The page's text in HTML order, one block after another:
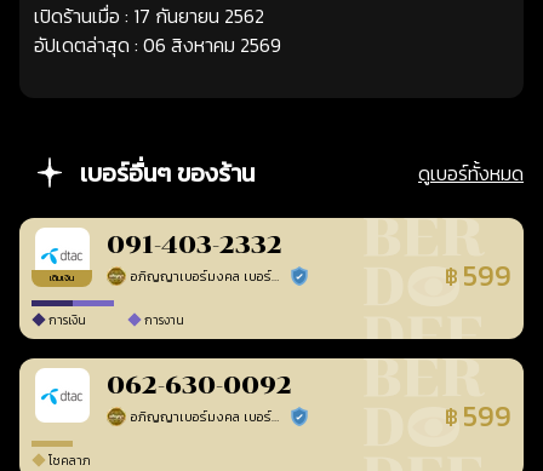
เปิดร้านเมื่อ : 17 กันยายน 2562
อัปเดตล่าสุด : 06 สิงหาคม 2569
เบอร์อื่นๆ ของร้าน ดูเบอร์ทั้งหมด
เติมเงิน
091-403-2332
อภิญญาเบอร์มงคล เบอร์สวยเลขศาสตร์ ร้านยืนยันแล้ว ฿ 599
การเงิน การงาน
062-630-0092
อภิญญาเบอร์มงคล เบอร์สวยเลขศาสตร์ ร้านยืนยันแล้ว ฿ 599
โชคลาภ